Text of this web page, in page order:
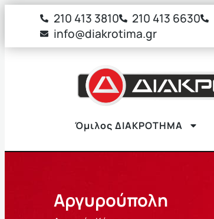
στο
περιεχόμενο210 413 3810 210 413 6630
info@diakrotima.gr
Όμιλος ΔΙΑΚΡΟΤΗΜΑ
Αργυρούπολη